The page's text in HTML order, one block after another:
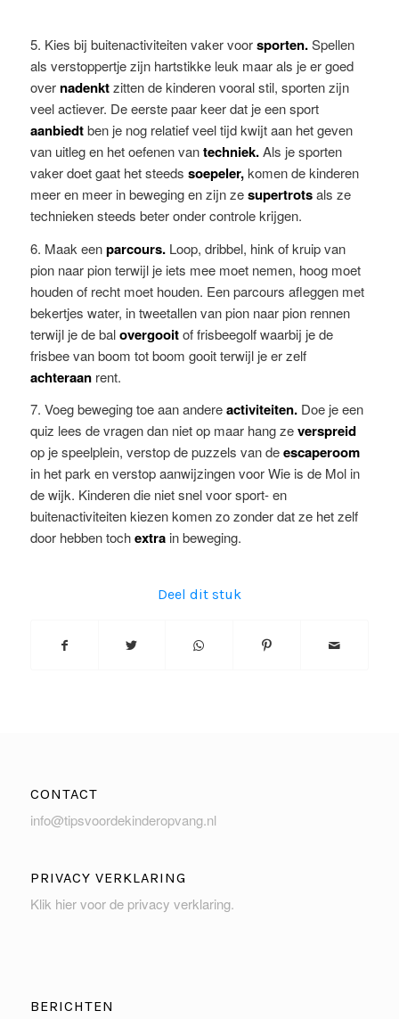
5. Kies bij buitenactiviteiten vaker voorsporten.Spellen
als verstoppertje zijn hartstikke leuk maar als je er goed
over nadenktzitten de kinderen vooral stil, sporten zijn
veel actiever. De eerste paar keer dat je een sport
aanbiedtben je nog relatief veel tijd kwijt aan het geven
van uitleg en het oefenen vantechniek.Als je sporten
vaker doet gaat het steeds soepeler,komen de kinderen
meer en meer in beweging en zijn zesupertrotsals ze
technieken steeds beter onder controle krijgen.
6. Maak eenparcours.Loop, dribbel, hink of kruip van
pion naar pion terwijl je iets mee moet nemen, hoog moet
houden of recht moet houden. Een parcours afleggen met
bekertjes water, in tweetallen van pion naar pion rennen
terwijl je de balovergooitof frisbeegolf waarbij je de
frisbee van boom tot boom gooit terwijl je er zelf
achteraanrent.
7. Voeg beweging toe aan andereactiviteiten.Doe je een
quiz lees de vragen dan niet op maar hang zeverspreid
op je speelplein, verstop de puzzels van deescaperoom
in het park en verstop aanwijzingen voor Wie is de Mol in
de wijk. Kinderen die niet snel voor sport- en
buitenactiviteiten kiezen komen zo zonder dat ze het zelf
door hebben tochextrain beweging.
Deel dit stuk
CONTACT
info@tipsvoordekinderopvang.nl
PRIVACY VERKLARING
Klik hier voor de privacy verklaring.
BERICHTEN